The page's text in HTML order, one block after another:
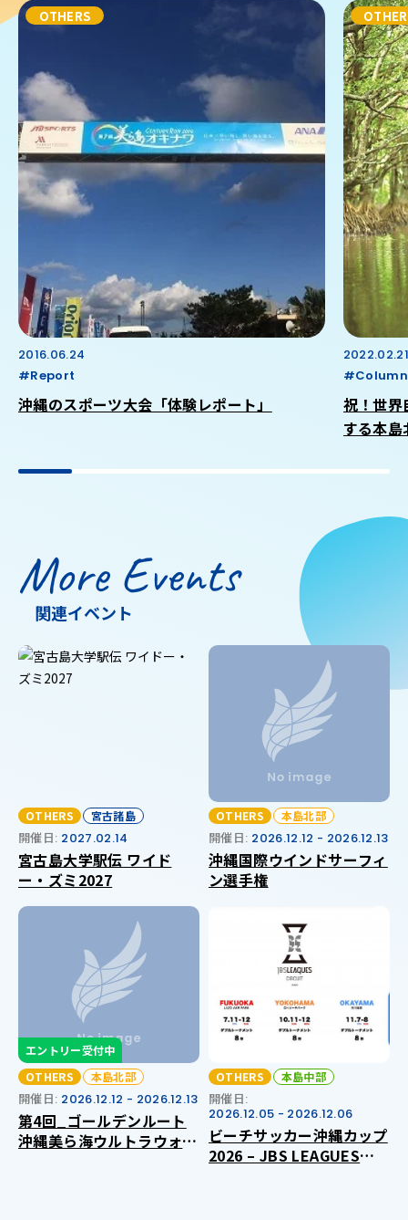
OTHERS
2016.06.24
#Report
沖縄のスポーツ大会「体験レポート」
2022.02.21
#Column
祝！世界
する本
More Events
関連イベント
OTHERS 宮古諸島
開催日: 2027.02.14
宮古島大学駅伝 ワイド
ー・ズミ2027
OTHERS 本島北部
開催日: 2026.12.12 - 2026.12.13
沖縄国際ウインドサーフィ
ン選手権
エントリー受付中
OTHERS
本島北部
開催日: 2026.12.12 - 2026.12.13
第4回_ゴールデンルート
沖縄美ら海ウルトラウォー
OTHERS 本島中部
開催日:
2026.12.05 - 2026.12.06
ビーチサッカー沖縄カップ
2026 – JBS LEAGUES